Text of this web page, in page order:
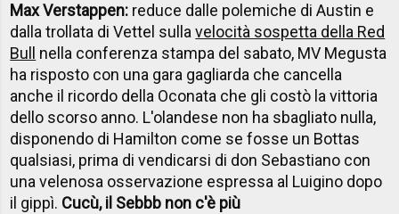
Max Verstappen: reduce dalle polemiche di Austin e
dalla trollata di Vettel sullavelocità sospetta della Red
Bull
nella conferenza stampa del sabato, MV Megusta
ha risposto con una gara gagliarda che cancella
anche il ricordo della Oconata che gli costò la vittoria
dello scorso anno. L'olandese non ha sbagliato nulla,
disponendo di Hamilton come se fosse un Bottas
qualsiasi, prima di vendicarsi di don Sebastiano con
una velenosa osservazione espressa al Luigino dopo
il gippì. Cucù, il Sebbb non c'è più